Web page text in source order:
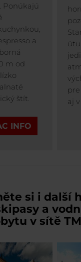
Ponúkajú
a
m od
štít.
INFO
aj
si i další
a
v sítě